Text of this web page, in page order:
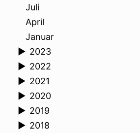
Juli
April
Januar
► 2023
► 2022
► 2021
► 2020
► 2019
► 2018